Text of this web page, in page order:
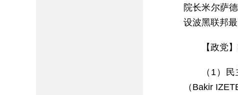
院长米尔萨
设波黑联邦
【政党
（1）
（Bakir